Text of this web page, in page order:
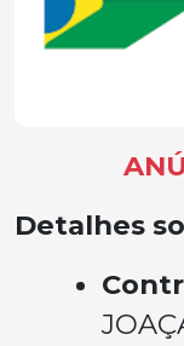
Detalhes